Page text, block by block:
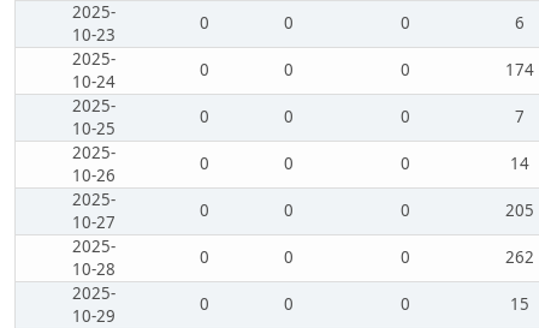
2025-
10-23
0 0 0
6
2025-
10-24
0 0 0
174
2025-
10-25
0 0 0
7
2025-
10-26
0 0 0
14
2025-
10-27
0 0 0
205
2025-
10-28
0 0 0
262
2025-
10-29
0 0 0
15